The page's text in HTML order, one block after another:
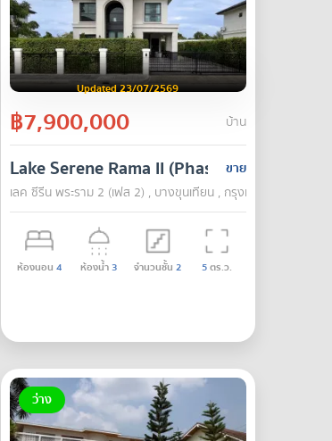
Updated 23/07/2569
฿7,900,000 บ้าน
ขาย
Lake Serene Rama II (Phase 2)
เลค ซีรีน พระราม 2 (เฟส 2) , บางขุนเทียน , กรุงเทพ
ห้องนอน 4 ห้องน้ำ3 จำนวนชั้น 2 5ตร.ว.
ว่าง